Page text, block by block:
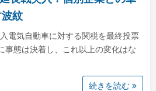
紋
電気自動車に対する関税を最終投票
事態は決着し、これ以上の変化はな
続きを読む